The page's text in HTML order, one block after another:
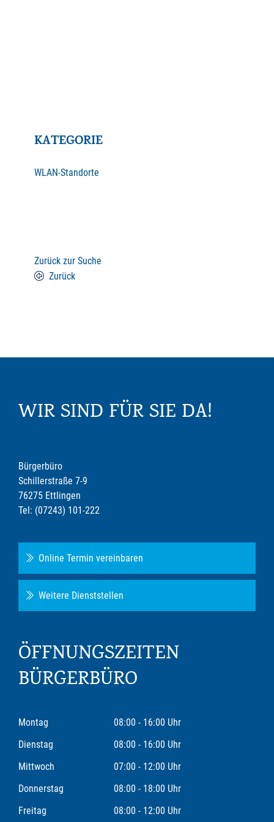
KATEGORIE
WLAN-Standorte
Zurück zur Suche
Zurück
WIR SIND FÜR SIE DA!
Bürgerbüro
Schillerstraße 7-9
76275 Ettlingen
Tel: (07243) 101-222
Online Termin vereinbaren
Weitere Dienststellen
ÖFFNUNGSZEITEN
BÜRGERBÜRO
Montag
08:00 - 16:00 Uhr
Dienstag
08:00 - 16:00 Uhr
Mittwoch
07:00 - 12:00 Uhr
Donnerstag
08:00 - 18:00 Uhr
Freitag
08:00 - 12:00 Uhr